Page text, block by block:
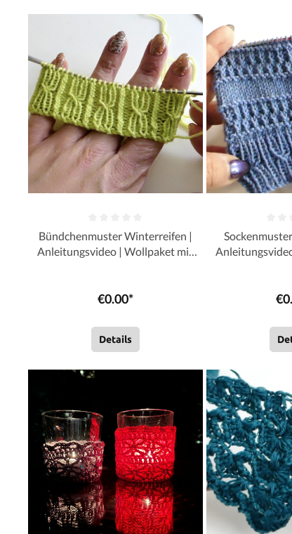
Bündchenmuster Winterreifen |
Anleitungsvideo | Wollpaket mit
€0.00*
Details